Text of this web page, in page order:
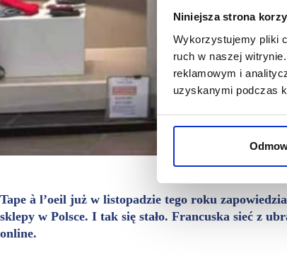
Niniejsza strona
Wykorzystujemy pliki
ruch w naszej
reklamowym i
uzyskanymi podczas
Tape à l’oeil już w listopadzie tego roku
sklepy w Polsce. I tak się stało. Francuska sieć z
online.